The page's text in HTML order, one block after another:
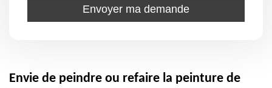
Envie de peindre ou refaire la peinture de